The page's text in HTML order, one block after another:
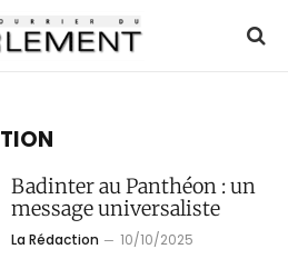
Badinter au Panthéon : un
message universaliste
La Rédaction 10/10/2025